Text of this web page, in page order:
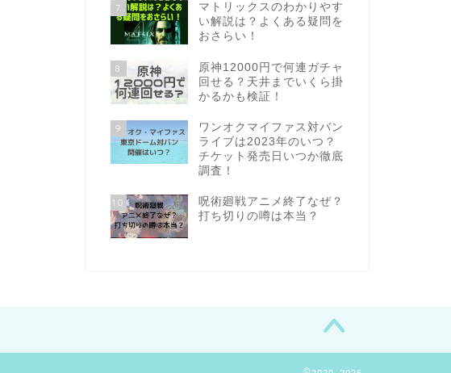
7
マトリックスのわかりやす
い解説は？よくある疑問を
おさらい！
8
原神12000円で何連ガチャ
回せる？天井までいくら掛
かるかも検証！
9
ワンオクマイファス対バン
ライブは2023年のいつ？
チケット発売日いつか徹底
調査！
10
呪術廻戦アニメ終了なぜ？
打ち切りの噂は本当？